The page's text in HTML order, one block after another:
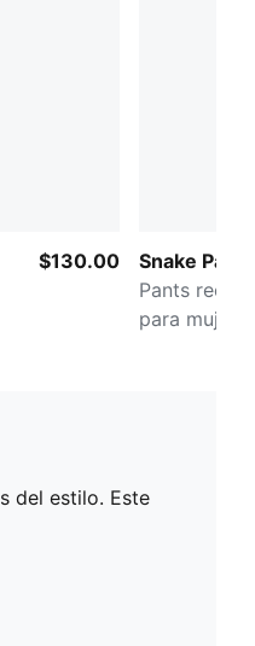
$130.00
Snake Pack
Pants
para mujer
del estilo. Este